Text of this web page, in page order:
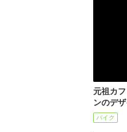
元祖カ
ンのデ
バイク